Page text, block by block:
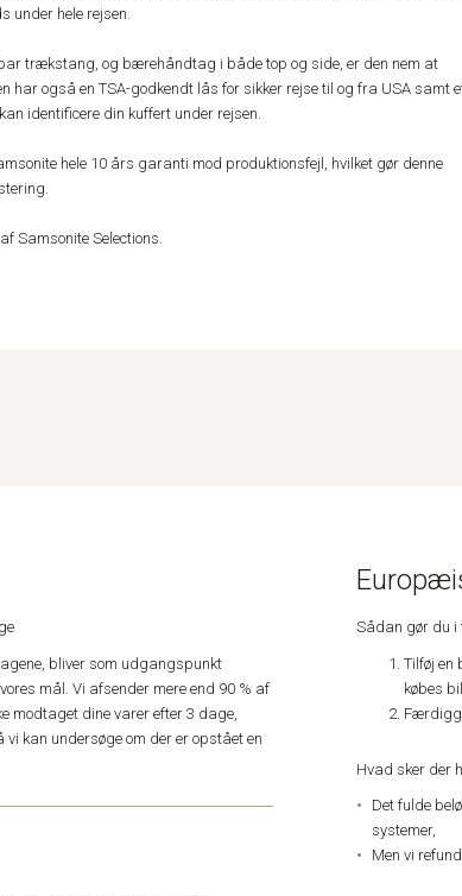
under hele rejsen.
trækstang, og bærehåndtag i både top og side, er den nem at
har også en TSA-godkendt lås for sikker rejse til og fra USA samt
identificere din kuffert under rejsen.
hele 10 års garanti mod produktionsfejl, hvilket gør denne
Samsonite Selections.
bliver som udgangspunkt
mål. Vi afsender mere end 90 % af
modtaget dine varer efter 3 dage,
kan undersøge om der er opstået en
Sådan gør du i
Tilføj en
købes
Hvad sker der
Det fulde
systemer,
Men vi